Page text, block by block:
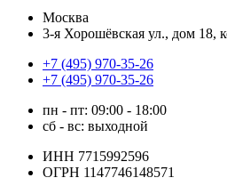
Москва
3-я Хорошёвская ул., дом 18,
+7 (495) 970-35-26
+7 (495) 970-35-26
пн - пт: 09:00 - 18:00
сб - вс: выходной
ИНН 7715992596
ОГРН 1147746148571